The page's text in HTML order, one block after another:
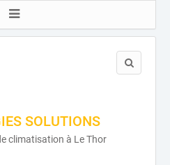
SOLUTIONS
climatisation à Le Thor